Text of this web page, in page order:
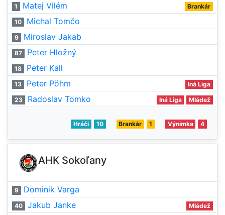
1 Matej Vilém Brankár
10 Michal Tomčo
9 Miroslav Jakab
87 Peter Hložný
18 Peter Kall
13 Peter Pöhm Iná Liga
23 Radoslav Tomko Iná Liga Mládež
Hráči 10 Brankár 1 Výnimka 4
AHK Sokoľany
9 Dominik Varga
40 Jakub Janke Mládež